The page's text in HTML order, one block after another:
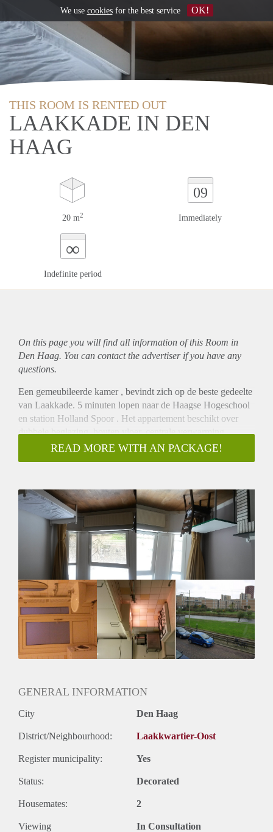
THIS ROOM IS RENTED OUT
LAAKKADE IN DEN
HAAG
20 m2
09
Immediately
∞
Indefinite period
On this page you will find all information of this Room in
Den Haag. You can contact the advertiser if you have any
questions.
Een gemeubileerde kamer , bevindt zich op de beste gedeelte
van Laakkade. 5 minuten lopen naar de Haagse Hogeschool
en station Holland Spoor . Het appartement beschikt over
dubbele beglazing, houten vloer, centrale verwarming,
koelkast , wasmachine en gasfornuis.
het huur is €420 per maand inclusief water gas , elektriciteit
mogelijk.
READ MORE WITH AN PACKAGE!
GENERAL INFORMATION
City Den Haag
District/Neighbourhood: Laakkwartier-Oost
Register municipality: Yes
Status: Decorated
Housemates: 2
Viewing In Consultation
We use cookiesfor the best service OK!